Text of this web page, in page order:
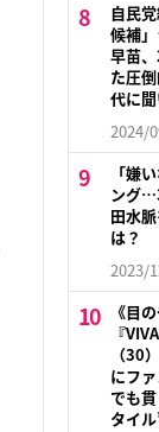
自民
候補
早苗
た圧
代に聞
2024/
「嫌
ング
田水
は？
2023/
《目
『
（30
にフ
でも
タイ